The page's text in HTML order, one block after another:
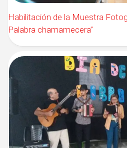
Habilitación de la Muestra
Palabra chamamecera”